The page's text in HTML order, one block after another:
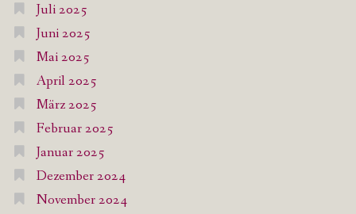
Juli 2025
Juni 2025
Mai 2025
April 2025
März 2025
Februar 2025
Januar 2025
Dezember 2024
November 2024